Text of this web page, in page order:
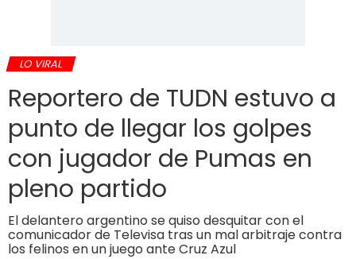
LO VIRAL
Reportero de TUDN estuvo a
punto de llegar los golpes
con jugador de Pumas en
pleno partido
El delantero argentino se quiso desquitar con el
comunicador de Televisa tras un mal arbitraje contra
los felinos en un juego ante Cruz Azul